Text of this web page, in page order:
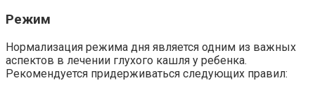
Режим
Нормализация режима дня является одним из важных
аспектов в лечении глухого кашля у ребенка.
Рекомендуется придерживаться следующих правил: